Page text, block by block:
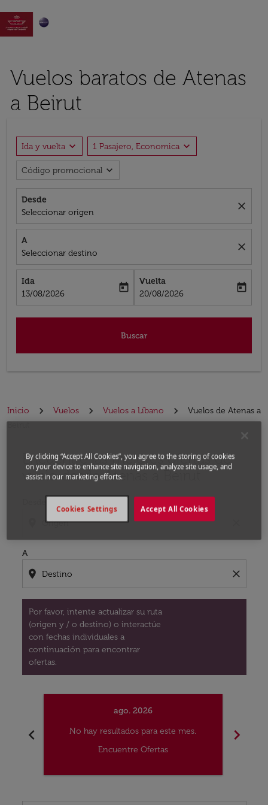

Vuelos baratos de Atenas
a Beirut
Ida y vuelta expand_more 1 Pasajero, Economica expand_more
Código promocional expand_more
Desde
Seleccionar origen
close
A
Seleccionar destino
close
Ida
fc-booking-departure-date-aria-label
13/08/2026
today
Vuelta
fc-booking-return-date-aria-label
20/08/2026
today
Buscar
Inicio Vuelos Vuelos a Líbano
Vuelos de Atenas a
Beirut
Encuentre las mejores ofertas de
vuelo desde Atenas a Beirut
A
location_on close
Por favor, intente actualizar su ruta
(origen y / o destino) o interactúe
con fechas individuales a
continuación para encontrar
ofertas.
Por favor, intente actualizar su ruta (origen y / o
chevron_left
ago. 2026
No hay resultados para este mes.
Encuentre Ofertas
chevron_right
By clicking “Accept All Cookies”, you agree to the storing of cookies
on your device to enhance site navigation, analyze site usage, and
assist in our marketing efforts.
Accept All Cookies
Cookies Settings